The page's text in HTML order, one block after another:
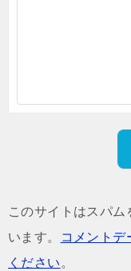
このサイトはスパ
います。
コメントデ
ください。